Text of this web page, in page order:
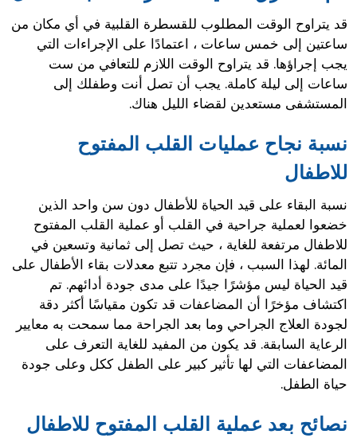
قد يتراوح الوقت المطلوب للقسطرة القلبية في أي مكان من
ساعتين إلى خمس ساعات ، اعتمادًا على الإجراءات التي
يجب إجراؤها. قد يتراوح الوقت اللازم للتعافي من ست
ساعات إلى ليلة كاملة. يجب أن تصل أنت وطفلك إلى
المستشفى مستعدين لقضاء الليل هناك.
نسبة نجاح عمليات القلب المفتوح
للاطفال
نسبة البقاء على قيد الحياة للأطفال دون سن واحد الذين
خضعوا لعملية جراحية في القلب أو عملية القلب المفتوح
للاطفال مرتفعة للغاية ، حيث تصل إلى ثمانية وتسعين في
المائة. لهذا السبب ، فإن مجرد تتبع معدلات بقاء الأطفال على
قيد الحياة ليس مؤشرًا جيدًا على مدى جودة أدائهم. تم
اكتشاف مؤخرًا أن المضاعفات قد تكون مقياسًا أكثر دقة
لجودة العلاج الجراحي وما بعد الجراحة مما سمحت به معايير
الرعاية السابقة. قد يكون من المفيد للغاية التعرف على
المضاعفات التي لها تأثير كبير على الطفل ككل وعلى جودة
حياة الطفل.
نصائح بعد عملية القلب المفتوح للاطفال